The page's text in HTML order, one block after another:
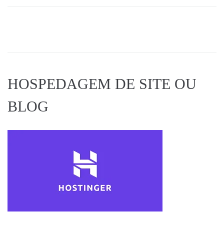
HOSPEDAGEM DE SITE OU
BLOG